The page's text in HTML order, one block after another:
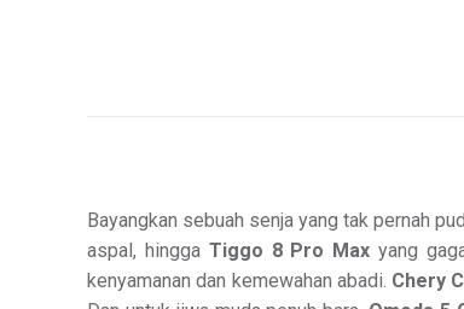
Bayangkan sebuah senja yang tak pernah
aspal, hingga Tiggo 8 Pro Max yang
kenyamanan dan kemewahan abadi. Chery